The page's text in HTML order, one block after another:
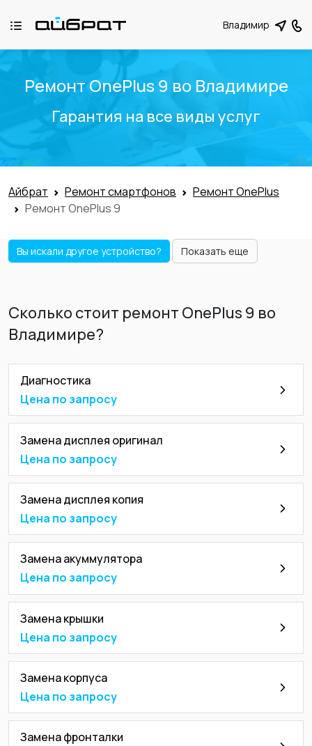
Владимир
Ремонт OnePlus 9 во Владимире
Гарантия на все виды услуг
Айбрат Ремонт смартфонов
Ремонт OnePlus
Ремонт OnePlus 9
Вы искали другое устройство? Показать еще
Сколько стоит ремонт OnePlus 9 во
Владимире?
Диагностика
Цена по запросу
Замена дисплея оригинал
Цена по запросу
Замена дисплея копия
Цена по запросу
Замена акуммулятора
Цена по запросу
Замена крышки
Цена по запросу
Замена корпуса
Цена по запросу
Замена фронталки